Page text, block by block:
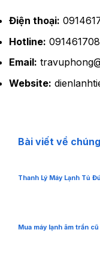
Điện thoại:
Hotline:
Email:
Website:
Bài viết về
Thanh Lý Máy Lạnh Tủ
Mua máy lạnh âm trần